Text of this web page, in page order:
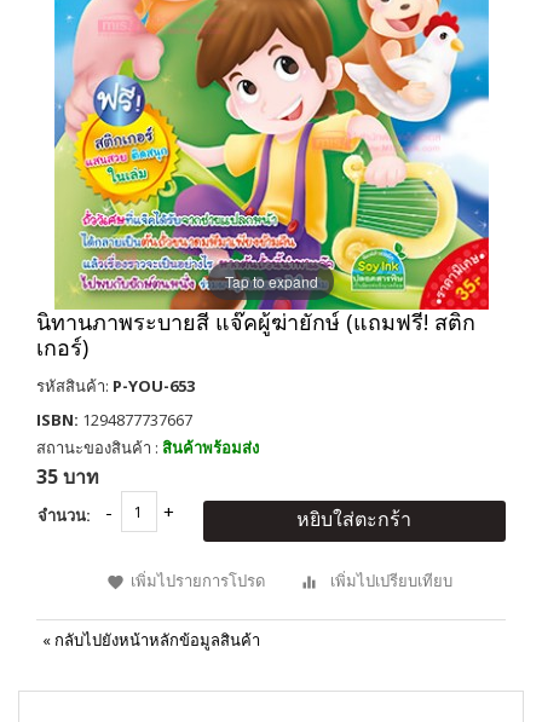
Tap to expand
นิทานภาพระบายสี แจ๊คผู้ฆ่ายักษ์ (แถมฟรี! สติก
เกอร์)
รหัสสินค้า: P-YOU-653
ISBN: 1294877737667
สถานะของสินค้า : สินค้าพร้อมส่ง
35 บาท
จำนวน: หยิบใส่ตะกร้า
เพิ่มไปรายการโปรด เพิ่มไปเปรียบเทียบ
« กลับไปยังหน้าหลักข้อมูลสินค้า